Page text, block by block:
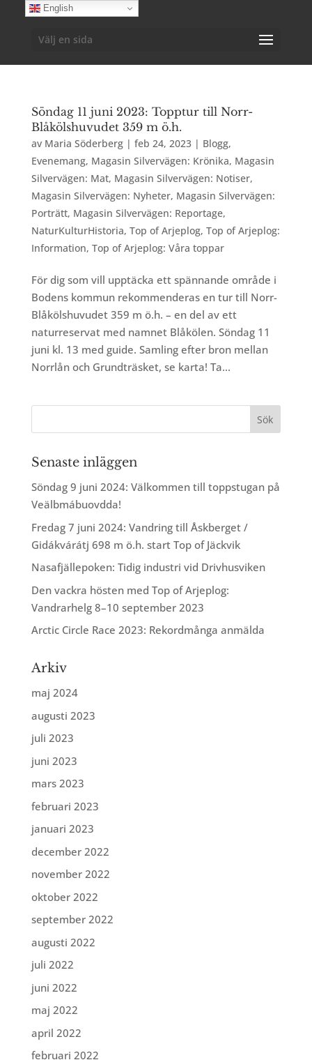
Välj en sida
Söndag 11 juni 2023: Topptur till Norr-
Blåkölshuvudet 359 m ö.h.
av Maria Söderberg| feb 24, 2023| Blogg,
Evenemang, Magasin Silvervägen: Krönika, Magasin
Silvervägen: Mat, Magasin Silvervägen: Notiser,
Magasin Silvervägen: Nyheter, Magasin Silvervägen:
Porträtt, Magasin Silvervägen: Reportage,
NaturKulturHistoria, Top of Arjeplog, Top of Arjeplog:
Information, Top of Arjeplog: Våra toppar
För dig som vill upptäcka ett spännande område i
Bodens kommun rekommenderas en tur till Norr-
Blåkölshuvudet 359 m ö.h. – en del av ett
naturreservat med namnet Blåkölen. Söndag 11
juni kl. 13 med guide. Samling efter bron mellan
Norrlån och Grundträsket, se karta! Ta...
Senaste inläggen
Söndag 9 juni 2024: Välkommen till toppstugan på
Veälbmábuovdda!
Fredag 7 juni 2024: Vandring till Åskberget /
Gidákvárátj 698 m ö.h. start Top of Jäckvik
Nasafjällepoken: Tidig industri vid Drivhusviken
Den vackra hösten med Top of Arjeplog:
Vandrarhelg 8–10 september 2023
Arctic Circle Race 2023: Rekordmånga anmälda
Arkiv
maj 2024
augusti 2023
juli 2023
juni 2023
mars 2023
februari 2023
januari 2023
december 2022
november 2022
oktober 2022
september 2022
augusti 2022
juli 2022
juni 2022
maj 2022
april 2022
februari 2022
English